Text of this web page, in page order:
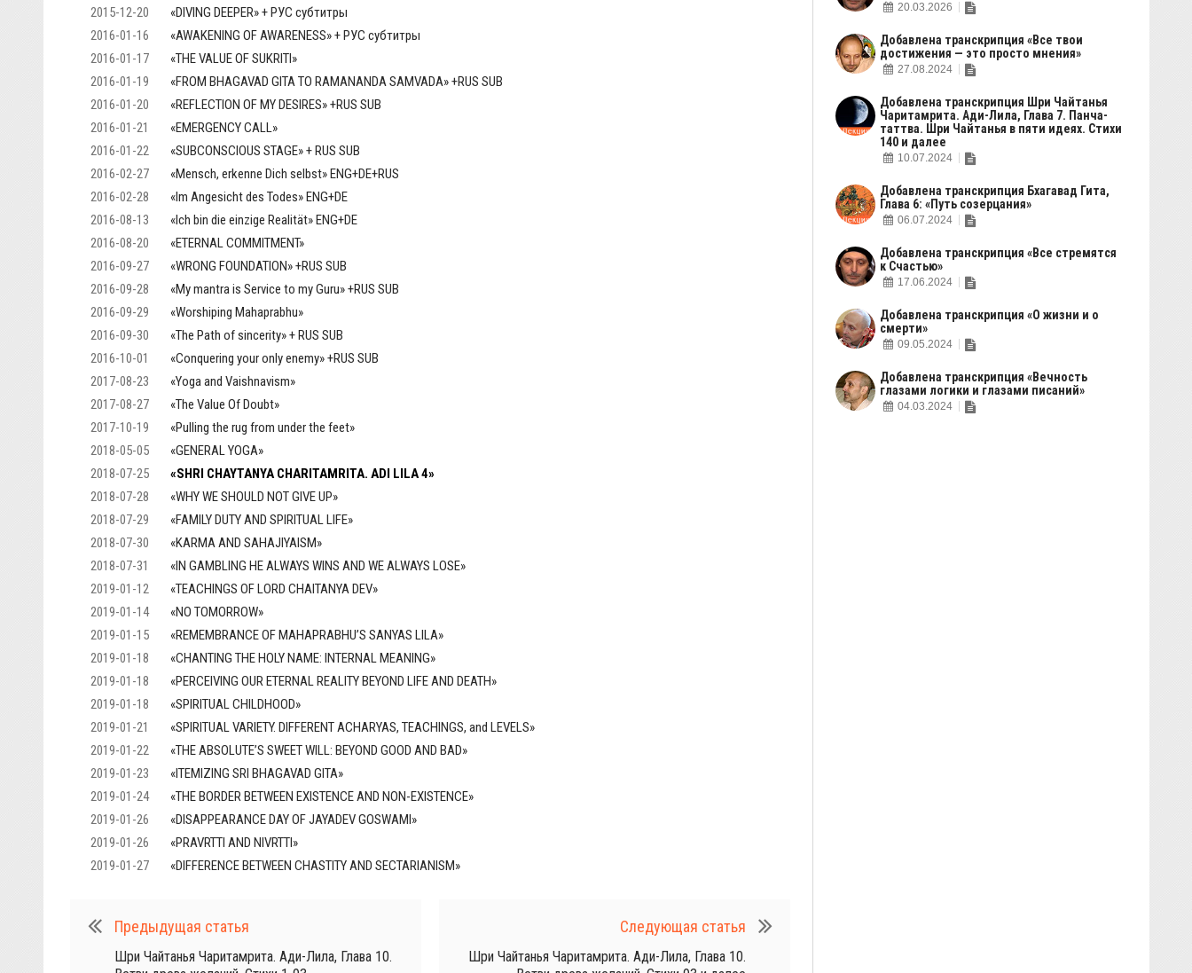
2015-12-20
«DIVING DEEPER» + РУС субтитры
2016-01-16
«AWAKENING OF AWARENESS» + РУС субтитры
2016-01-17
«THE VALUE OF SUKRITI»
2016-01-19
«FROM BHAGAVAD GITA TO RAMANANDA SAMVADA» +RUS SUB
2016-01-20
«REFLECTION OF MY DESIRES» +RUS SUB
2016-01-21
«EMERGENCY CALL»
2016-01-22
«SUBCONSCIOUS STAGE» + RUS SUB
2016-02-27
«Mensch, erkenne Dich selbst» ENG+DE+RUS
2016-02-28
«Im Angesicht des Todes» ENG+DE
2016-08-13
«Ich bin die einzige Realität» ENG+DE
2016-08-20
«ETERNAL COMMITMENT»
2016-09-27
«WRONG FOUNDATION» +RUS SUB
2016-09-28
«My mantra is Service to my Guru» +RUS SUB
2016-09-29
«Worshiping Mahaprabhu»
2016-09-30
«The Path of sincerity» + RUS SUB
2016-10-01
«Conquering your only enemy» +RUS SUB
2017-08-23
«Yoga and Vaishnavism»
2017-08-27
«The Value Of Doubt»
2017-10-19
«Pulling the rug from under the feet»
2018-05-05
«GENERAL YOGA»
2018-07-25
«SHRI CHAYTANYA CHARITAMRITA. ADI LILA 4»
2018-07-28
«WHY WE SHOULD NOT GIVE UP»
2018-07-29
«FAMILY DUTY AND SPIRITUAL LIFE»
2018-07-30
«KARMA AND SAHAJIYAISM»
2018-07-31
«IN GAMBLING HE ALWAYS WINS AND WE ALWAYS LOSE»
2019-01-12
«TEACHINGS OF LORD CHAITANYA DEV»
2019-01-14
«NO TOMORROW»
2019-01-15
«REMEMBRANCE OF MAHAPRABHU’S SANYAS LILA»
2019-01-18
«CHANTING THE HOLY NAME: INTERNAL MEANING»
2019-01-18
«PERCEIVING OUR ETERNAL REALITY BEYOND LIFE AND DEATH»
2019-01-18
«SPIRITUAL CHILDHOOD»
2019-01-21
«SPIRITUAL VARIETY. DIFFERENT ACHARYAS, TEACHINGS, and LEVELS»
2019-01-22
«THE ABSOLUTE’S SWEET WILL: BEYOND GOOD AND BAD»
2019-01-23
«ITEMIZING SRI BHAGAVAD GITA»
2019-01-24
«THE BORDER BETWEEN EXISTENCE AND NON-EXISTENCE»
2019-01-26
«DISAPPEARANCE DAY OF JAYADEV GOSWAMI»
2019-01-26
«PRAVRTTI AND NIVRTTI»
2019-01-27
«DIFFERENCE BETWEEN CHASTITY AND SECTARIANISM»
Предыдущая статья
Шри Чайтанья Чаритамрита. Ади-Лила, Глава 10.
Следующая статья
Шри Чайтанья Чаритамрита. Ади-Лила, Глава 10.
20.03.2026
Добавлена транскрипция «Все твои
достижения — это просто мнения»
27.08.2024
Добавлена транскрипция Шри Чайтанья
Чаритамрита. Ади-Лила, Глава 7. Панча-
таттва. Шри Чайтанья в пяти идеях. Стихи
140 и далее
10.07.2024
Добавлена транскрипция Бхагавад Гита,
Глава 6: «Путь созерцания»
06.07.2024
Добавлена транскрипция «Все стремятся
к Счастью»
17.06.2024
Добавлена транскрипция «О жизни и о
смерти»
09.05.2024
Добавлена транскрипция «Вечность
глазами логики и глазами писаний»
04.03.2024